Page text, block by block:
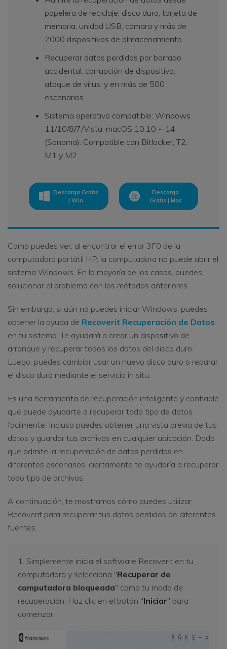
papelera de reciclaje, disco duro, tarjeta de
memoria, unidad USB, cámara y más de
2000 dispositivos de almacenamiento.
Recuperar datos perdidos por borrado
accidental, corrupción de dispositivo,
ataque de virus, y en más de 500
escenarios.
Sistema operativo compatible: Windows
11/10/8/7/Vista, macOS 10.10 ~ 14
(Sonoma). Compatible con Bitlocker, T2,
M1 y M2
Descarga Gratis
| Win
Descarga
Gratis | Mac
Como puedes ver, al encontrar el error 3F0 de la
computadora portátil HP, la computadora no puede abrir el
sistema Windows. En la mayoría de los casos, puedes
solucionar el problema con los métodos anteriores.
Sin embargo, si aún no puedes iniciar Windows, puedes
obtener la ayuda de Recoverit Recuperación de Datos
en tu sistema. Te ayudará a crear un dispositivo de
arranque y recuperar todos los datos del disco duro.
Luego, puedes cambiar usar un nuevo disco duro o reparar
el disco duro mediante el servicio in situ.
Es una herramienta de recuperación inteligente y confiable
que puede ayudarte a recuperar todo tipo de datos
fácilmente. Incluso puedes obtener una vista previa de tus
datos y guardar tus archivos en cualquier ubicación. Dado
que admite la recuperación de datos perdidos en
diferentes escenarios, ciertamente te ayudaría a recuperar
todo tipo de archivos.
A continuación, te mostramos cómo puedes utilizar
Recoverit para recuperar tus datos perdidos de diferentes
fuentes.
1. Simplemente inicia el software Recoverit en tu
computadora y selecciona "Recuperar de
computadora bloqueada" como tu modo de
recuperación. Haz clic en el botón "Iniciar" para
comenzar.